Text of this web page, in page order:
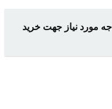
مورد نیاز جهت خرید